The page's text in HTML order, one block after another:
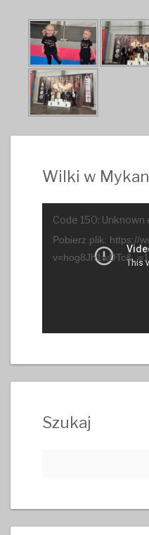
Wilki w
Code 150: Unknown
Pobierz plik: https://
v=hog8Jh1wDTc&_=1
Szukaj